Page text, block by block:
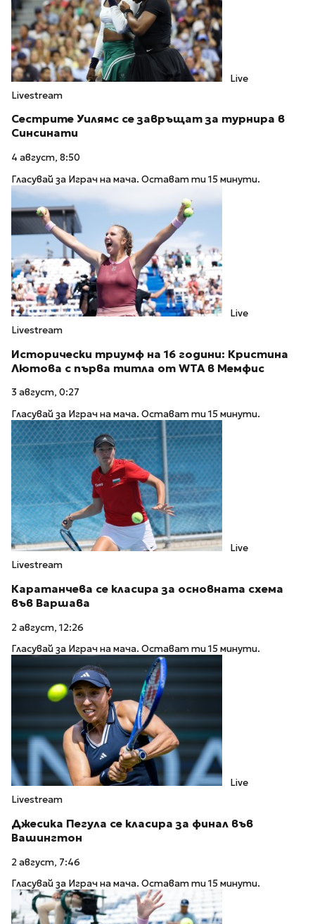
Live
Livestream
Сестрите Уилямс се завръщат за турнира в
Синсинати
4 август, 8:50
Гласувай за Играч на мача. Остават ти 15 минути.
Live
Livestream
Исторически триумф на 16 години: Кристина
Лютова с първа титла от WTA в Мемфис
3 август, 0:27
Гласувай за Играч на мача. Остават ти 15 минути.
Live
Livestream
Каратанчева се класира за основната схема
във Варшава
2 август, 12:26
Гласувай за Играч на мача. Остават ти 15 минути.
Live
Livestream
Джесика Пегула се класира за финал във
Вашингтон
2 август, 7:46
Гласувай за Играч на мача. Остават ти 15 минути.